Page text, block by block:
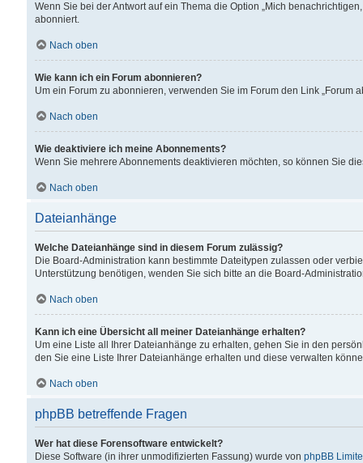
Wenn Sie bei der Antwort auf ein Thema die Option „Mich
abonniert.
Nach oben
Wie kann ich ein Forum abonnieren?
Um ein Forum zu abonnieren, verwenden Sie im Forum den Link „Forum
Nach oben
Wie deaktiviere ich meine Abonnements?
Wenn Sie mehrere Abonnements deaktivieren möchten, so können Sie
Nach oben
Dateianhänge
Welche Dateianhänge sind in diesem Forum zulässig?
Die Board-Administration kann bestimmte Dateitypen zulassen oder
Unterstützung benötigen, wenden Sie sich bitte an die Board-
Nach oben
Kann ich eine Übersicht all meiner Dateianhänge erhalten?
Um eine Liste all Ihrer Dateianhänge zu erhalten, gehen Sie in den
den Sie eine Liste Ihrer Dateianhänge erhalten und diese verwalten
Nach oben
phpBB betreffende Fragen
Wer hat diese Forensoftware entwickelt?
Diese Software (in ihrer unmodifizierten Fassung) wurde von phpBB